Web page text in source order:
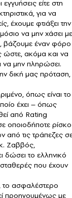
είτε στη
για να
έχουμε φτιάξει την
να μην χάσει με
βάζουμε έναν φόρο
ώστε, ακόμα και να
να μην πληρώσει.
δική μας πρόταση,
όπως είναι το
έχει – όπως
από Rating
οποιοδήποτε ρίσκο
από τις τράπεζες
Ζαββός,
δώσει το ελληνικό
σταθερές που έχουν
το ασφαλέστερο
προηγουμένως με